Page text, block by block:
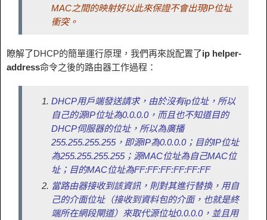
MAC之間的映射好以此來保證不會出現IP位址
衝突。
瞭解了DHCP的簡單運行原理，我們再來說配置了ip helper-
address命令之後的路由器工作過程：
DHCP用戶端發送請求，由於沒有ip位址，所以
自己的源IP位址為0.0.0.0，而且也不知道目的
DHCP伺服器的位址，所以為廣播
255.255.255.255，即源IP為0.0.0.0；目的IP位址
為255.255.255.255；源MAC位址為自己MAC位
址；目的MAC位址為FF:FF:FF:FF:FF:FF
當路由器接收到該資訊，則對其進行替換， 用自
己的介面位址（接收到資料包的介面，也就是終
端所在網段閘道） 來取代源位址0.0.0.0， 並且用